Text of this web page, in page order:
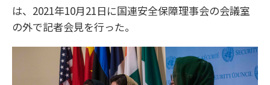
は、2021年10月21日に国連安全保障理事会の会議室
の外で記者会見を行った。